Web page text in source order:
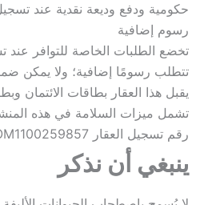
حكومية ودفع وديعة نقدية عند
رسوم إضافية
تخضع الطلبات الخاصة للتوافر
تتطلب رسومًا إضافية؛ ولا يمكن
يقبل هذا العقار بطاقات الائتمان
تشمل ميزات السلامة في هذه
رقم تسجيل العقار OM1100259857
ينبغي أن نذكر